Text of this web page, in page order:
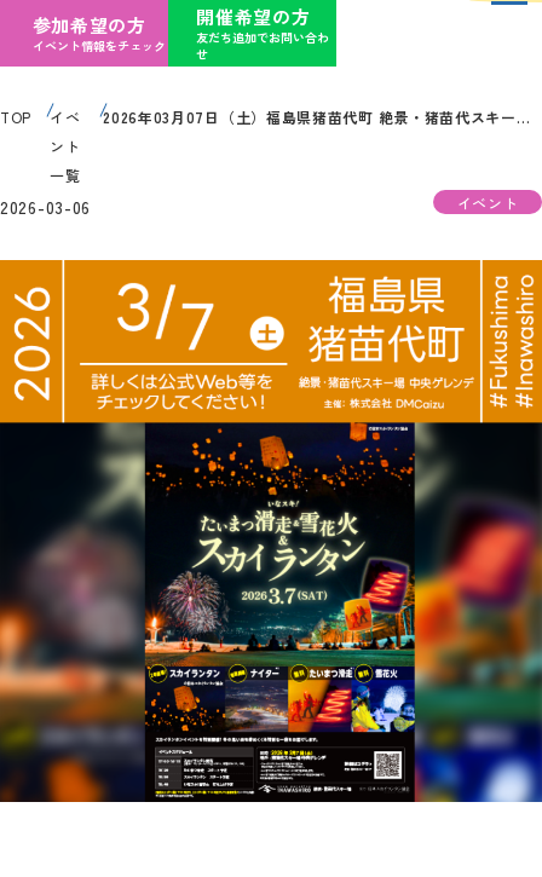
参加希望の方
イベント情報をチェック
開催希望の方
友だち追加でお問い合わ
せ
TOP
イベ
ント
一覧
2026年03月07日（土）福島県猪苗代町 絶景・猪苗代スキー場にて「いなスキ！たいまつ滑走 雪花火 スカイランタン」（主催：株式会社 DMCaizu）が開催されます
2026-03-06 イベント